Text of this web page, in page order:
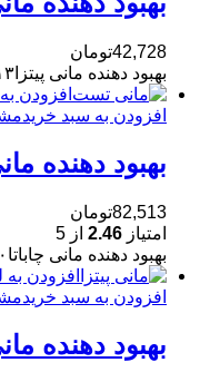
42,728تومان
بهبود دهنده مانی پیتزا ۱۳ مهر
افزودن
افزودن به سبد خرید
بهبود دهنده
82,513تومان
امتیاز 2.46 از 5
بهبود دهنده مانی چاباتا
افزودن
افزودن به سبد خرید
بهبود دهنده